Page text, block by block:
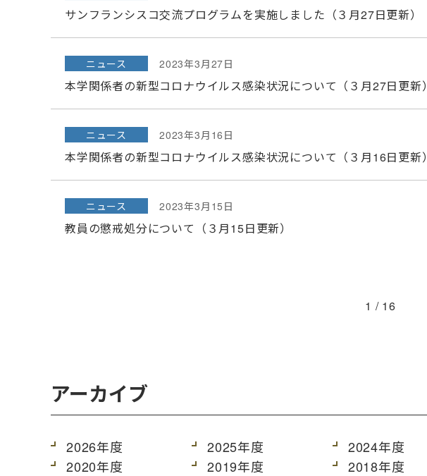
サンフランシスコ交流プログラムを実施しました（３月27日更新）
ニュース 2023年3月27日
本学関係者の新型コロナウイルス感染状況について（３月27日更新）
ニュース 2023年3月16日
本学関係者の新型コロナウイルス感染状況について（３月16日更新）
ニュース 2023年3月15日
教員の懲戒処分について（３月15日更新）
1 / 16
アーカイブ
2026年度 2025年度 2024年度
2020年度
2019年度 2018年度